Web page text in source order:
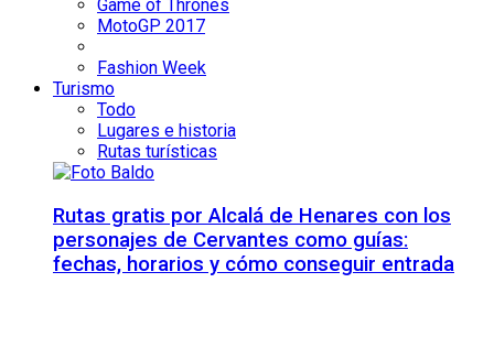
Game of Thrones
MotoGP 2017
Fashion Week
Turismo
Todo
Lugares e historia
Rutas turísticas
Rutas gratis por Alcalá de Henares con los
personajes de Cervantes como guías:
fechas, horarios y cómo conseguir entrada